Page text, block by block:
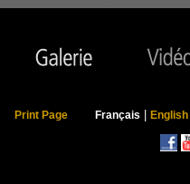
Print Page Français English